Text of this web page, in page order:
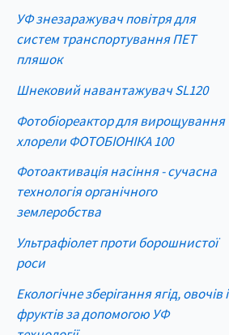
УФ знезаражувач повітря для
систем транспортування ПЕТ
пляшок
Шнековий навантажувач SL120
Фотобіореактор для вирощування
хлорели ФОТОБІОНІКА 100
Фотоактивація насіння - сучасна
технологія органічного
землеробства
Ультрафіолет проти борошнистої
роси
Екологічне зберігання ягід, овочів і
фруктів за допомогою УФ